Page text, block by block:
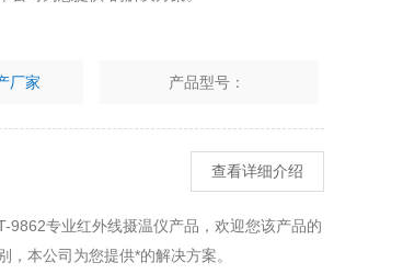
厂家 产品型号：
查看详细介绍
9862专业红外线摄温仪产品，欢迎您该产品的
本公司为您提供*的解决方案。